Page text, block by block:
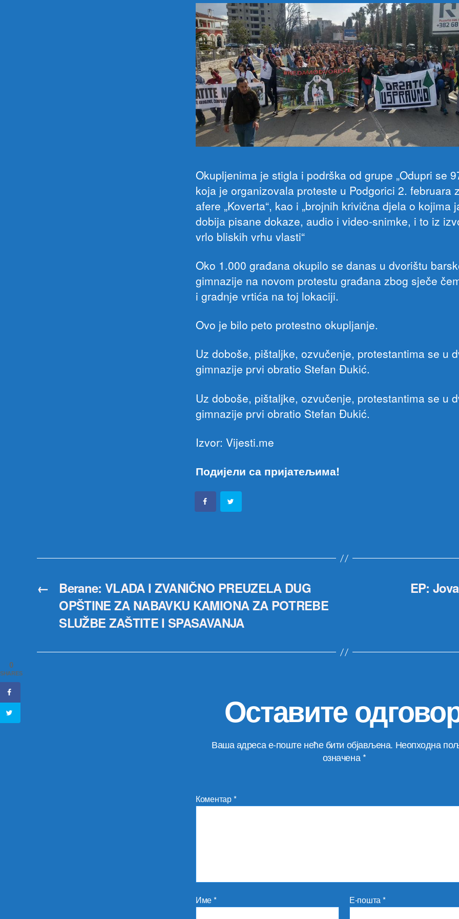
Okupljenima je stigla i podrška od grupe „Odupri se
koja je organizovala proteste u Podgorici 2. februara
afere „Koverta“, kao i „brojnih krivična djela o kojima
dobija pisane dokaze, audio i video-snimke, i to iz
vrlo bliskih vrhu vlasti“
Oko 1.000 građana okupilo se danas u dvorištu
gimnazije na novom protestu građana zbog sječe
i gradnje vrtića na toj lokaciji.
Ovo je bilo peto protestno okupljanje.
Uz doboše, pištaljke, ozvučenje, protestantima se u
gimnazije prvi obratio Stefan Đukić.
Uz doboše, pištaljke, ozvučenje, protestantima se u
gimnazije prvi obratio Stefan Đukić.
Izvor: Vijesti.me
Подијели са пријатељима!
←
Berane: VLADA I ZVANIČNO PREUZELA DUG
OPŠTINE ZA NABAVKU KAMIONA ZA POTREBE
SLUŽBE ZAŠTITE I SPASAVANJA
EP:
Оставите
Ваша адреса е-поште неће бити објављена. Неопходна
означена*
Коментар*
Име* Е-пошта*
0
SHARES